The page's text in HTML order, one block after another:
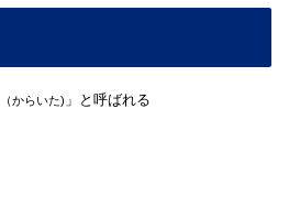
（からいた) 」と呼ばれる